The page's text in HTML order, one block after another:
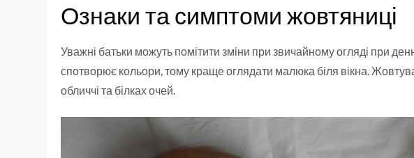
Ознаки та симптоми жовтяниці
Уважні батьки можуть помітити зміни при звичайному огляді при
спотворює кольори, тому краще оглядати малюка біля вікна.
обличчі та білках очей.